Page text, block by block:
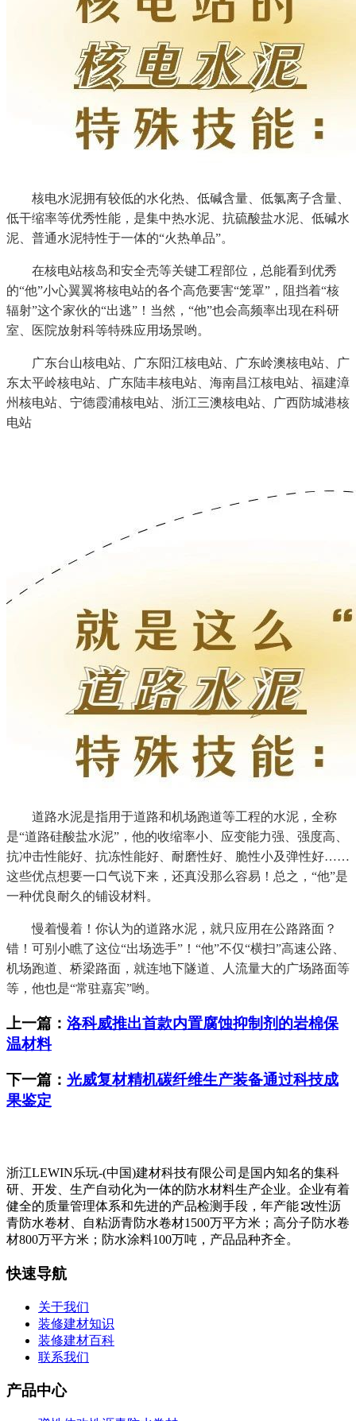
核电水泥拥有较低的水化热、低碱含量、低氯离子含量、
低干缩率等优秀性能，是集中热水泥、抗硫酸盐水泥、低碱水
泥、普通水泥特性于一体的“火热单品”。
在核电站核岛和安全壳等关键工程部位，总能看到优秀
的“他”小心翼翼将核电站的各个高危要害“笼罩”，阻挡着“核
辐射”这个家伙的“出逃”！当然，“他”也会高频率出现在科研
室、医院放射科等特殊应用场景哟。
广东台山核电站、广东阳江核电站、广东岭澳核电站、广
东太平岭核电站、广东陆丰核电站、海南昌江核电站、福建漳
州核电站、宁德霞浦核电站、浙江三澳核电站、广西防城港核
电站
道路水泥是指用于道路和机场跑道等工程的水泥，全称
是“道路硅酸盐水泥”，他的收缩率小、应变能力强、强度高、
抗冲击性能好、抗冻性能好、耐磨性好、脆性小及弹性好……
这些优点想要一口气说下来，还真没那么容易！总之，“他”是
一种优良耐久的铺设材料。
慢着慢着！你认为的道路水泥，就只应用在公路路面？
错！可别小瞧了这位“出场选手”！“他”不仅“横扫”高速公路、
机场跑道、桥梁路面，就连地下隧道、人流量大的广场路面等
等，他也是“常驻嘉宾”哟。
上一篇： 洛科威推出首款内置腐蚀抑制剂的岩棉保
温材料
下一篇： 光威复材精机碳纤维生产装备通过科技成
果鉴定
浙江LEWIN乐玩-(中国)建材科技有限公司是国内知名的集科
研、开发、生产自动化为一体的防水材料生产企业。企业有着
健全的质量管理体系和先进的产品检测手段，年产能∶改性沥
青防水卷材、自粘沥青防水卷材1500万平方米；高分子防水卷
材800万平方米；防水涂料100万吨，产品品种齐全。
快速导航
关于我们
装修建材知识
装修建材百科
联系我们
产品中心